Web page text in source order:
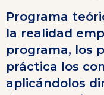
Programa
la realidad
programa, los
práctica los
aplicándolos